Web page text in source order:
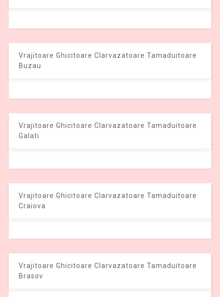
Vrajitoare Ghicitoare Clarvazatoare Tamaduitoare
Buzau
Vrajitoare Ghicitoare Clarvazatoare Tamaduitoare
Galati
Vrajitoare Ghicitoare Clarvazatoare Tamaduitoare
Craiova
Vrajitoare Ghicitoare Clarvazatoare Tamaduitoare
Brasov